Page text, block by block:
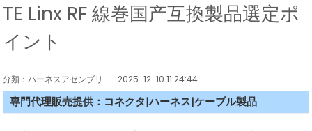
TE Linx RF 線巻国产互換製品選定ポ
イント
分類：ハーネスアセンブリ 2025-12-10 11:24:44
専門代理販売提供：コネクタ|ハーネス|ケーブル製品